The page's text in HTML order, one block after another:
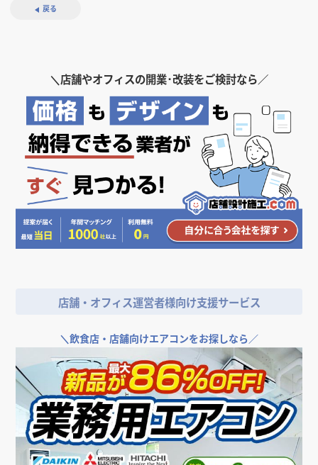
戻る
＼店舗やオフィスの開業･改装をご検討なら／
店舗・オフィス運営者様向け支援サービス
＼飲食店・店舗向けエアコンをお探しなら／